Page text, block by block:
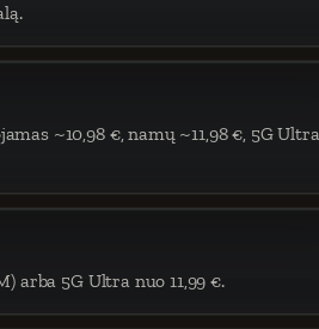
~10,98 €, namų ~11,98 €, 5G Ultra
arba 5G Ultra nuo 11,99 €.